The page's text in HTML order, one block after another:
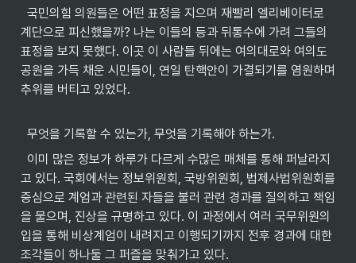
계단으로 피신했을까? 나는 이들의 등과 뒤통수에 가려 그들의
표정을 보지 못했다. 이곳 이 사람들 뒤에는 여의대로와 여의도
공원을 가득 채운 시민들이, 연일 탄핵안이 가결되기를 염원하며
추위를 버티고 있었다.
  무엇을 기록할 수 있는가, 무엇을 기록해야 하는가.
고 있다. 국회에서는 정보위원회, 국방위원회, 법제사법위원회를
중심으로 계엄과 관련된 자들을 불러 관련 경과를 질의하고 책임
을 물으며, 진상을 규명하고 있다. 이 과정에서 여러 국무위원의
입을 통해 비상계엄이 내려지고 이행되기까지 전후 경과에 대한
조각들이 하나둘 그 퍼즐을 맞춰가고 있다.